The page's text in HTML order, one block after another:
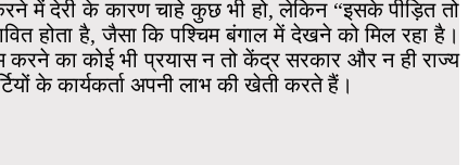
में देरी के कारण चाहे कुछ भी हो, लेकिन “इसके पीड़ित तो
होता है, जैसा कि पश्चिम बंगाल में देखने को मिल रहा है।
करने का कोई भी प्रयास न तो केंद्र सरकार और न ही राज्य
के कार्यकर्ता अपनी लाभ की खेती करते हैं।